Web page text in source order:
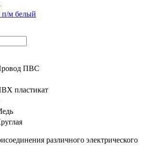
м белый
ПВС
пластикат
различного электрического